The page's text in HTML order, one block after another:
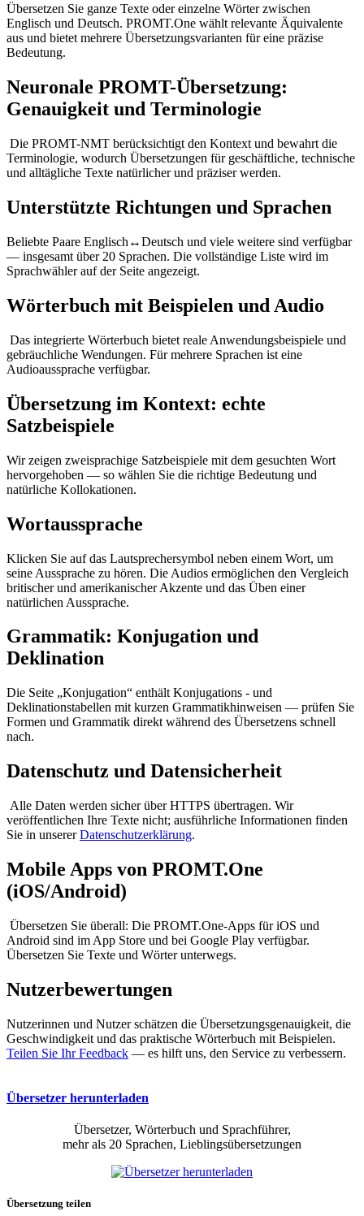
Übersetzen Sie ganze Texte oder einzelne Wörter zwischen
Englisch und Deutsch. PROMT.One wählt relevante Äquivalente
aus und bietet mehrere Übersetzungsvarianten für eine präzise
Bedeutung.
Neuronale PROMT-Übersetzung:
Genauigkeit und Terminologie
Die PROMT-NMT berücksichtigt den Kontext und bewahrt die
Terminologie, wodurch Übersetzungen für geschäftliche, technische
und alltägliche Texte natürlicher und präziser werden.
Unterstützte Richtungen und Sprachen
Beliebte Paare Englisch↔Deutsch und viele weitere sind verfügbar
— insgesamt über 20 Sprachen. Die vollständige Liste wird im
Sprachwähler auf der Seite angezeigt.
Wörterbuch mit Beispielen und Audio
Das integrierte Wörterbuch bietet reale Anwendungsbeispiele und
gebräuchliche Wendungen. Für mehrere Sprachen ist eine
Audioaussprache verfügbar.
Übersetzung im Kontext: echte
Satzbeispiele
Wir zeigen zweisprachige Satzbeispiele mit dem gesuchten Wort
hervorgehoben — so wählen Sie die richtige Bedeutung und
natürliche Kollokationen.
Wortaussprache
Klicken Sie auf das Lautsprechersymbol neben einem Wort, um
seine Aussprache zu hören. Die Audios ermöglichen den Vergleich
britischer und amerikanischer Akzente und das Üben einer
natürlichen Aussprache.
Grammatik: Konjugation und
Deklination
Die Seite „Konjugation“ enthält Konjugations - und
Deklinationstabellen mit kurzen Grammatikhinweisen — prüfen Sie
Formen und Grammatik direkt während des Übersetzens schnell
nach.
Datenschutz und Datensicherheit
Alle Daten werden sicher über HTTPS übertragen. Wir
veröffentlichen Ihre Texte nicht; ausführliche Informationen finden
Sie in unsererDatenschutzerklärung.
Mobile Apps von PROMT.One
(iOS/Android)
Übersetzen Sie überall: Die PROMT.One-Apps für iOS und
Android sind im App Store und bei Google Play verfügbar.
Übersetzen Sie Texte und Wörter unterwegs.
Nutzerbewertungen
Nutzerinnen und Nutzer schätzen die Übersetzungsgenauigkeit, die
Geschwindigkeit und das praktische Wörterbuch mit Beispielen.
Teilen Sie Ihr Feedback — es hilft uns, den Service zu verbessern.
Übersetzer herunterladen
Übersetzer, Wörterbuch und Sprachführer,
mehr als 20 Sprachen, Lieblingsübersetzungen
Übersetzung teilen